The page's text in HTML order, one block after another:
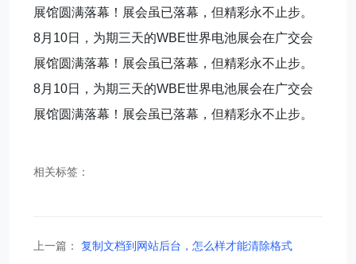
展馆圆满落幕！展会虽已落幕，但精彩永不止步。
8月10日，为期三天的WBE世界电池展会在广交会
展馆圆满落幕！展会虽已落幕，但精彩永不止步。
8月10日，为期三天的WBE世界电池展会在广交会
展馆圆满落幕！展会虽已落幕，但精彩永不止步。
相关标签：
上一篇：
复制文档到网站后台，怎么样才能清除格式